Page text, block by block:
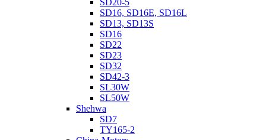
SD20-5
SD16, SD16E, SD16L
SD13, SD13S
SD16
SD22
SD23
SD32
SD42-3
SL30W
SL50W
Shehwa
SD7
TY165-2